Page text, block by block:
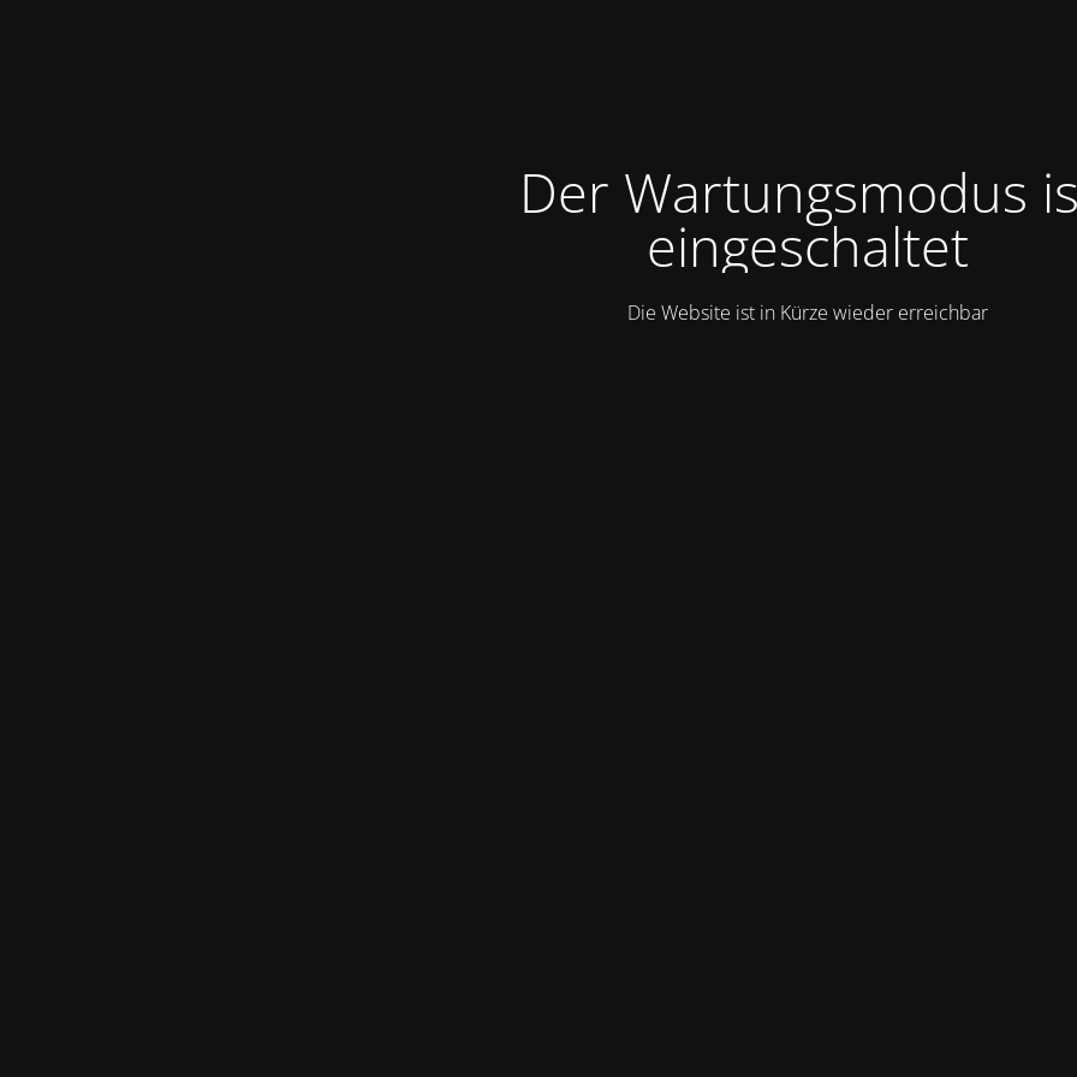
Der Wartungsmodus
eingeschaltet
Die Website ist in Kürze wieder erreichbar